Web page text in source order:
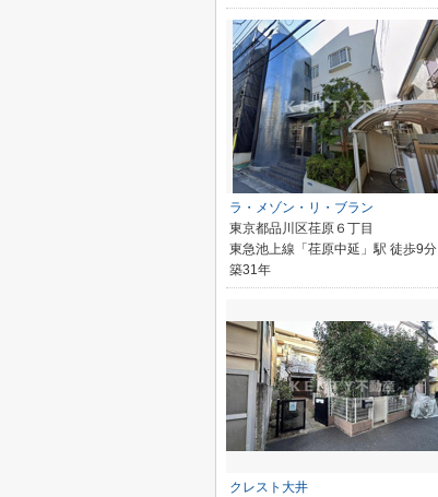
ラ・メゾン・リ・ブラン
東京都品川区荏原６丁目
東急池上線「荏原中延」駅 徒歩9分
築31年
クレスト大井